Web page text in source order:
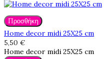
Προσθήκη
Home decor midi 25X25 cm
5,50 €
Home decor midi 25X25 cm